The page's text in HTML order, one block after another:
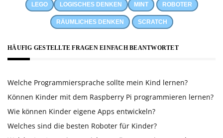
LEGO LOGISCHES DENKEN MINT ROBOTER
RÄUMLICHES DENKEN SCRATCH
HÄUFIG GESTELLTE FRAGEN EINFACH BEANTWORTET
Welche Programmiersprache sollte mein Kind lernen?
Können Kinder mit dem Raspberry Pi programmieren lernen?
Wie können Kinder eigene Apps entwickeln?
Welches sind die besten Roboter für Kinder?